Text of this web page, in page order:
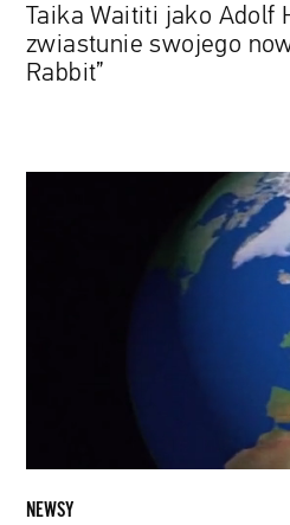
Taika Waititi jako Adolf
zwiastunie swojego
Rabbit”
którzy
pozwali
NEWSY